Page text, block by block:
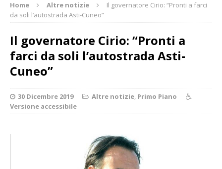
Home Altre notizie
Il governatore Cirio: “Pronti a farci
da soli l’autostrada Asti-Cuneo”
Il governatore Cirio: “Pronti a
farci da soli l’autostrada Asti-
Cuneo”
30 Dicembre 2019 Altre notizie, Primo Piano
Versione accessibile